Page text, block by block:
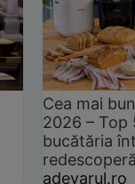
Cea mai
2026 –
bucătăria
adevarul.ro